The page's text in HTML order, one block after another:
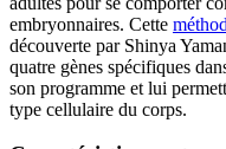
embryonnaires. Cette
découverte par Shinya
quatre gènes spécifiques
son programme et lui
type cellulaire du corps.